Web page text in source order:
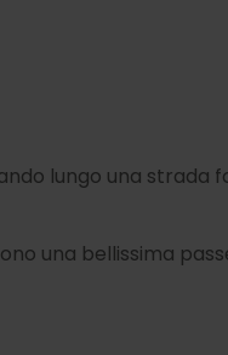
lungo una strada
una bellissima